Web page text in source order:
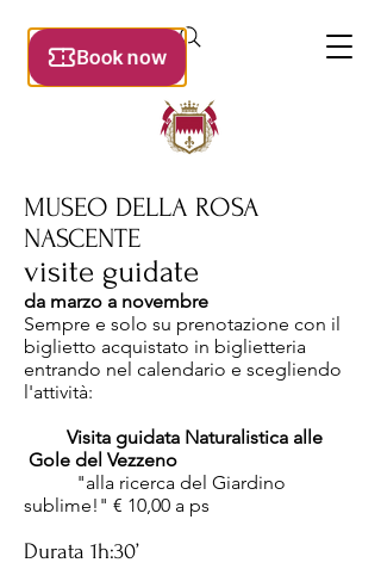
MUSEO DELLA ROSA
NASCENTE
visite guidate
da marzo a novembre
Sempre e solo su prenotazione con il
biglietto acquistato in biglietteria
entrando nel calendario e scegliendo
l'attività:
Visita guidata Naturalistica alle
Gole del Vezzeno
"alla ricerca del Giardino
sublime!" € 10,00 a ps
Durata 1h:30’